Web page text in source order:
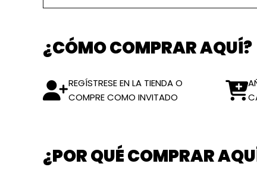
¿CÓMO COMPRAR AQUÍ?
REGÍSTRESE EN LA TIENDA O
COMPRE COMO INVITADO
¿POR QUÉ COMPRAR